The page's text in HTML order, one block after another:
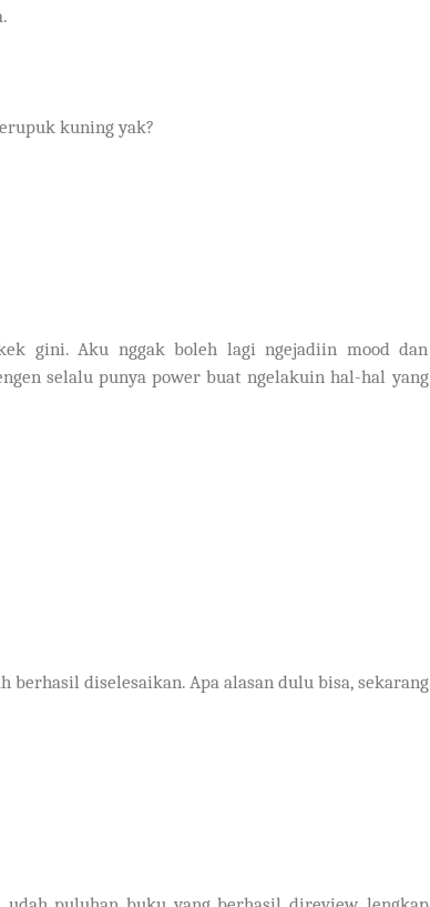
kuning yak?
gini. Aku nggak boleh lagi ngejadiin mood dan
selalu punya power buat ngelakuin hal-hal yang
diselesaikan. Apa alasan dulu bisa, sekarang